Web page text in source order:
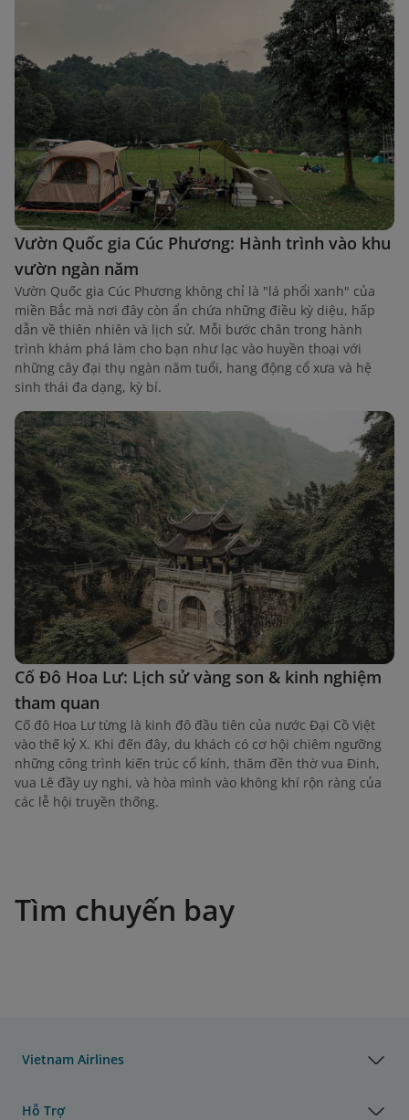
Vườn Quốc gia Cúc Phương: Hành trình vào khu
vườn ngàn năm
Vườn Quốc gia Cúc Phương không chỉ là "lá phổi xanh" của
miền Bắc mà nơi đây còn ẩn chứa những điều kỳ diệu, hấp
dẫn về thiên nhiên và lịch sử. Mỗi bước chân trong hành
trình khám phá làm cho bạn như lạc vào huyền thoại với
những cây đại thụ ngàn năm tuổi, hang động cổ xưa và hệ
sinh thái đa dạng, kỳ bí.
Cố Đô Hoa Lư: Lịch sử vàng son & kinh nghiệm
tham quan
Cố đô Hoa Lư từng là kinh đô đầu tiên của nước Đại Cồ Việt
vào thế kỷ X. Khi đến đây, du khách có cơ hội chiêm ngưỡng
những công trình kiến trúc cổ kính, thăm đền thờ vua Đinh,
vua Lê đầy uy nghi, và hòa mình vào không khí rộn ràng của
các lễ hội truyền thống.
Tìm chuyến bay
Vietnam Airlines
Hỗ Trợ